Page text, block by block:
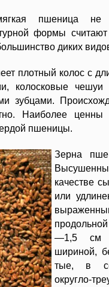
пшеница не
формы
диких
плотный колос с
колосковые
зубцами.
Наиболее ценны
пшеницы.
Зерна
каче­стве
или
—1,5 см
шириной,
тые, в
округло-